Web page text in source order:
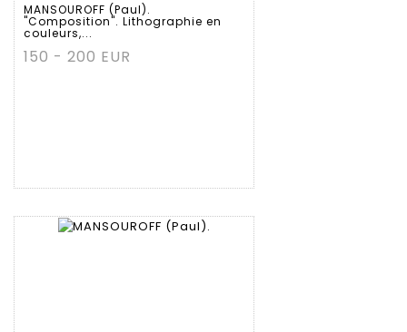
MANSOUROFF (Paul).
"Composition". Lithographie en
couleurs,...
150 - 200 EUR